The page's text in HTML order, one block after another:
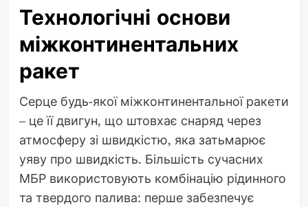
Технологічні основи
міжконтинентальних
ракет
Серце будь-якої міжконтинентальної ракети
– це її двигун, що штовхає снаряд через
атмосферу зі швидкістю, яка затьмарює
уяву про швидкість. Більшість сучасних
МБР використовують комбінацію рідинного
та твердого палива: перше забезпечує